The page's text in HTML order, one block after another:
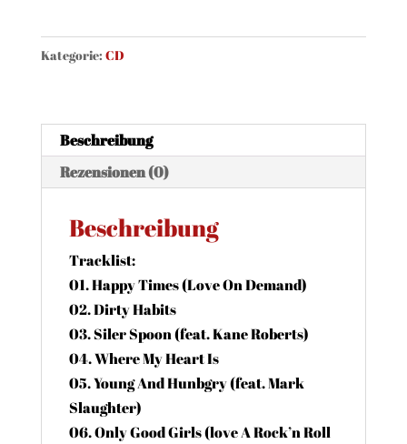
(CD,
Jewel)
Menge
Kategorie: CD
Beschreibung
Rezensionen (0)
Beschreibung
Tracklist:
01. Happy Times (Love On Demand)
02. Dirty Habits
03. Siler Spoon (feat. Kane Roberts)
04. Where My Heart Is
05. Young And Hunbgry (feat. Mark
Slaughter)
06. Only Good Girls (love A Rock’n Roll